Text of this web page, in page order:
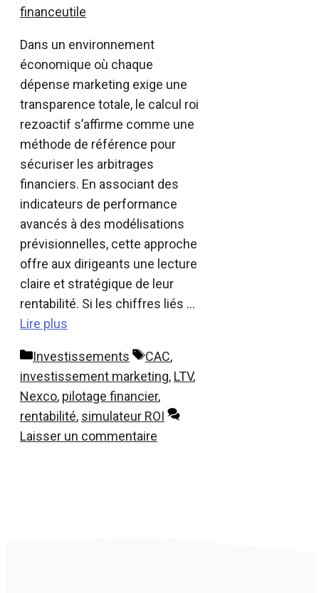
financeutile
Dans un environnement
économique où chaque
dépense marketing exige une
transparence totale, le calcul roi
rezoactif s’affirme comme une
méthode de référence pour
sécuriser les arbitrages
financiers. En associant des
indicateurs de performance
avancés à des modélisations
prévisionnelles, cette approche
offre aux dirigeants une lecture
claire et stratégique de leur
rentabilité. Si les chiffres liés …
Lire plus
Catégories
Investissements Étiquettes
CAC,
investissement marketing, LTV,
Nexco, pilotage financier,
rentabilité, simulateur ROI
Laisser un commentaire